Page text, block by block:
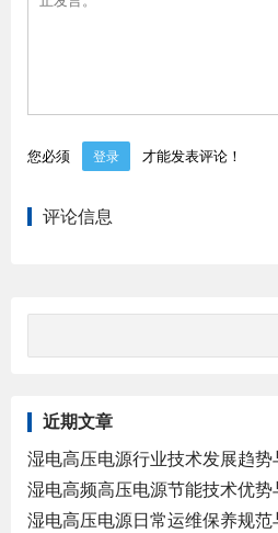
您必须 登录 才能发表评论！
评论信息
近期文章
湿电高压电源行业技术发展趋
湿电高频高压电源节能技术优
湿电高压电源日常运维保养规